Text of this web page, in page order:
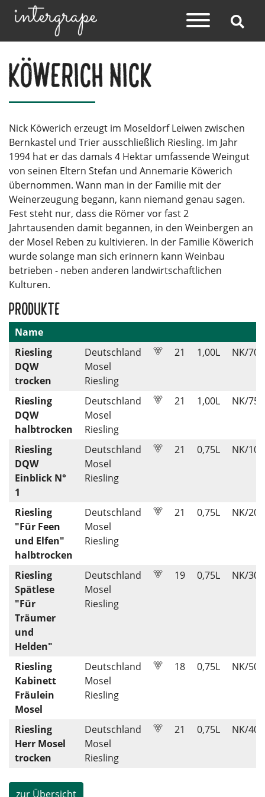
Köwerich Nick
Nick Köwerich erzeugt im Moseldorf Leiwen zwischen
Bernkastel und Trier ausschließlich Riesling. Im Jahr
1994 hat er das damals 4 Hektar umfassende Weingut
von seinen Eltern Stefan und Annemarie Köwerich
übernommen. Wann man in der Familie mit der
Weinerzeugung begann, kann niemand genau sagen.
Fest steht nur, dass die Römer vor fast 2
Jahrtausenden damit begannen, in den Weinbergen an
der Mosel Reben zu kultivieren. In der Familie Köwerich
wurde solange man sich erinnern kann Weinbau
betrieben - neben anderen landwirtschaftlichen
Kulturen.
Produkte
Name
Riesling
DQW
trocken
Deutschland
Mosel
Riesling
21 1,00L NK/
Riesling
DQW
halbtrocken
Deutschland
Mosel
Riesling
21 1,00L NK/
Riesling
DQW
Einblick N°
1
Deutschland
Mosel
Riesling
21 0,75L NK/
Riesling
"Für Feen
und Elfen"
halbtrocken
Deutschland
Mosel
Riesling
21 0,75L NK/
Riesling
Spätlese
"Für
Träumer
und
Helden"
Deutschland
Mosel
Riesling
19 0,75L NK/
Riesling
Kabinett
Fräulein
Mosel
Deutschland
Mosel
Riesling
18 0,75L NK/
Riesling
Herr Mosel
trocken
Deutschland
Mosel
Riesling
21 0,75L NK/
zur Übersicht